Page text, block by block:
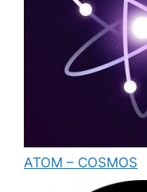
ATOM – COSMOS